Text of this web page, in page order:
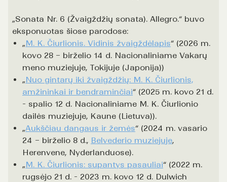
„Sonata Nr. 6 (Žvaigždžių sonata). Allegro.“ buvo
eksponuotas šiose parodose:
„M. K. Čiurlionis. Vidinis žvaigždėlapis“ (2026 m.
kovo 28 – birželio 14 d. Nacionaliniame Vakarų
meno muziejuje, Tokijuje (Japonija))
„Nuo gintarų iki žvaigždžių: M. K. Čiurlionis,
amžininkai ir bendraminčiai“ (2025 m. kovo 21 d.
- spalio 12 d. Nacionaliniame M. K. Čiurlionio
dailės muziejuje, Kaune (Lietuva)).
„Aukščiau dangaus ir žemės“ (2024 m. vasario
24 – birželio 8 d., Belvederio muziejuje,
Herenvene, Nyderlanduose).
„M. K. Čiurlionis: supantys pasauliai“ (2022 m.
rugsėjo 21 d. - 2023 m. kovo 12 d. Dulwich